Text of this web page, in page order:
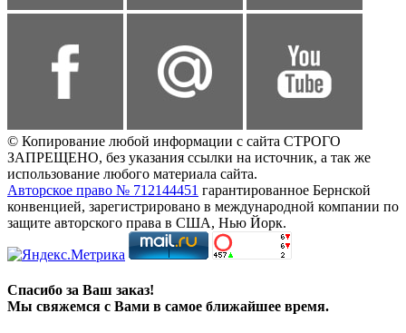
© Копирование любой информации с сайта СТРОГО
ЗАПРЕЩЕНО, без указания ссылки на источник, а так же
использование любого материала сайта.
Авторское право № 712144451 гарантированное Бернской
конвенцией, зарегистрировано в международной компании по
защите авторского права в США, Нью Йорк.
Спасибо за Ваш заказ!
Мы свяжемся с Вами в самое ближайшее время.